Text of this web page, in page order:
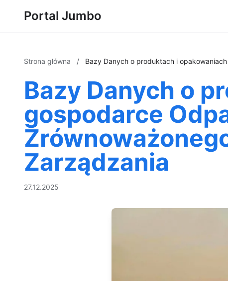
Portal Jumbo
Strona główna / Bazy Danych o produktach i
Bazy Danych o
gospodarce
Zarządzania
27.12.2025